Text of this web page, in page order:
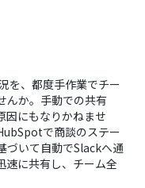
を、都度手作業でチー
んか。手動での共有
因にもなりかねませ
で商談のステー
づいて自動でSlackへ通
速に共有し、チーム全